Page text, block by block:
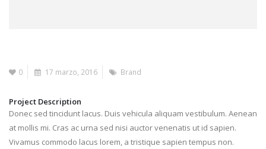
0 17 marzo, 2016 Brand
Project Description
Donec sed tincidunt lacus. Duis vehicula aliquam vestibulum. Aenean
at mollis mi. Cras ac urna sed nisi auctor venenatis ut id sapien.
Vivamus commodo lacus lorem, a tristique sapien tempus non.